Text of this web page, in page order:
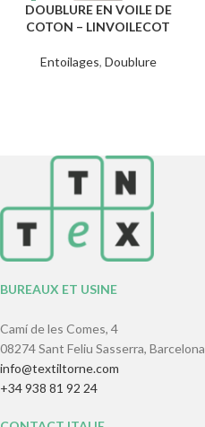
DOUBLURE EN VOILE DE
COTON – LINVOILECOT
Entoilages, Doublure
BUREAUX ET USINE
Camí de les Comes, 4
08274 Sant Feliu Sasserra, Barcelona
info@textiltorne.com
+34 938 81 92 24